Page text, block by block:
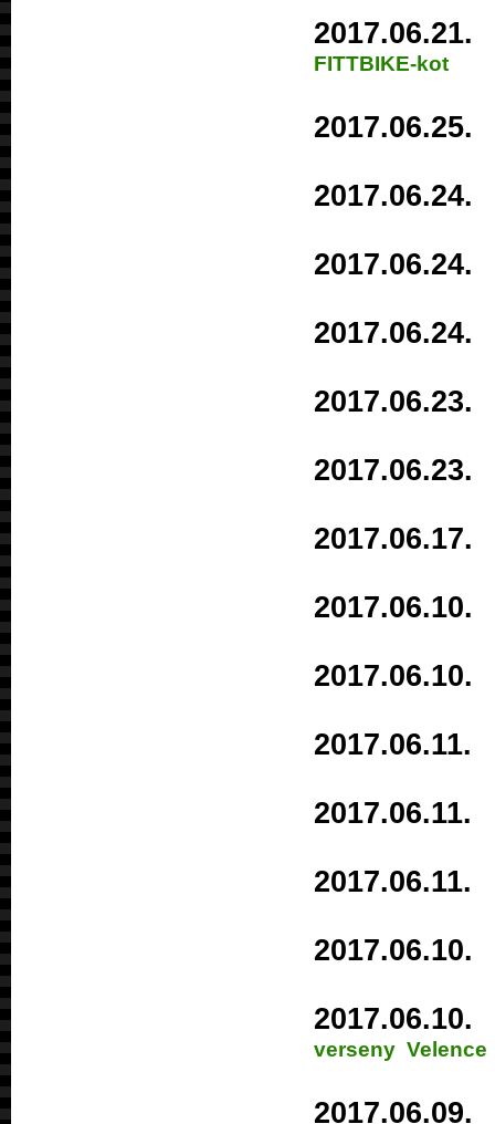
FITTBIKE-kot
verseny Velence